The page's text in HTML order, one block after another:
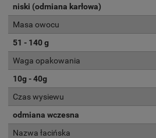
niski (odmiana karłowa)
Masa owocu
51 - 140 g
Waga opakowania
10g - 40g
Czas wysiewu
odmiana wczesna
Nazwa łacińska